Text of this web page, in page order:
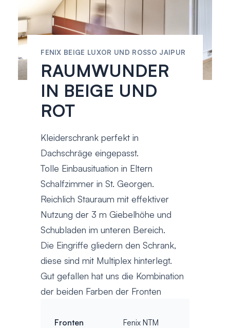
FENIX BEIGE LUXOR UND ROSSO JAIPUR
RAUMWUNDER
IN BEIGE UND
ROT
Kleiderschrank perfekt in
Dachschräge eingepasst.
Tolle Einbausituation in Eltern
Schalfzimmer in St. Georgen.
Reichlich Stauraum mit effektiver
Nutzung der 3 m Giebelhöhe und
Schubladen im unteren Bereich.
Die Eingriffe gliedern den Schrank,
diese sind mit Multiplex hinterlegt.
Gut gefallen hat uns die Kombination
der beiden Farben der Fronten
Fronten
Fenix NTM